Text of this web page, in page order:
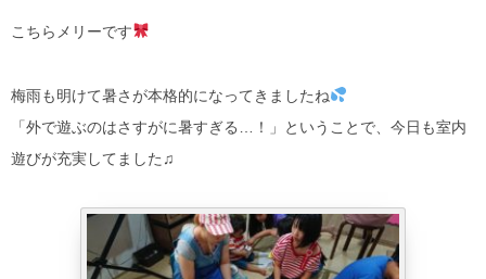
こちらメリーです
梅雨も明けて暑さが本格的になってきましたね
「外で遊ぶのはさすがに暑すぎる…！」ということで、今日も室内
遊びが充実してました♫